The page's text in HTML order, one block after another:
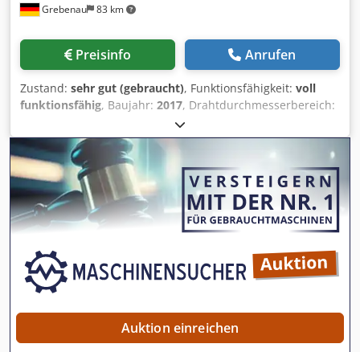
Grebenau 83 km
Preisinfo Anrufen
Zustand: sehr gut (gebraucht), Funktionsfähigkeit: voll
funktionsfähig, Baujahr: 2017, Drahtdurchmesserbereich:
2.0 - 10,0 mm Einzugslänge : unbegrenzt CNC-Achsen: 5
Biegewinkel: 0,1 - 240° Rückschlaglänge: max. 600 mm
Gewicht: 2.400 Kg. mit Anfaseinheit komplett mit
angetriebenem Drahthaspel Dksdoy Ehrfspfx Aa Hjr
Haspeldurchmesser: 1.500 mm Tragfähigkeit: 1.500 Kg.
Auktion einreichen